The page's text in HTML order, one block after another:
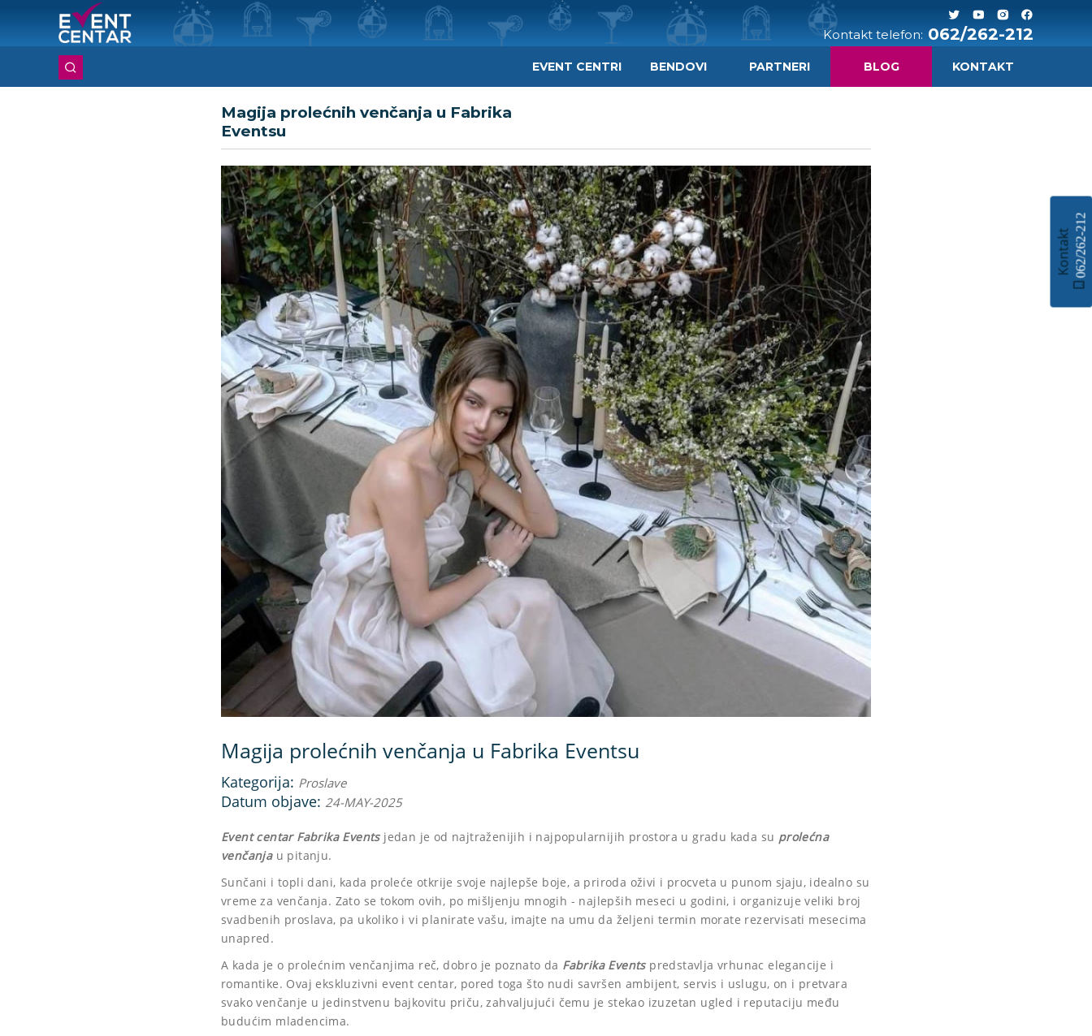
Kontakt telefon: 062/262-212
EVENT CENTRI BENDOVI PARTNERI BLOG KONTAKT
Magija prolećnih venčanja u Fabrika
Eventsu
Kontakt062/262-212
Magija prolećnih venčanja u Fabrika Eventsu
Kategorija: Proslave
Datum objave: 24-MAY-2025
Event centar Fabrika Eventsjedan je od najtraženijih i najpopularnijih prostora u gradu kada su prolećna
venčanjau pitanju.
Sunčani i topli dani, kada proleće otkrije svoje najlepše boje, a priroda oživi i procveta u punom sjaju, idealno su
vreme za venčanja. Zato se tokom ovih, po mišljenju mnogih - najlepših meseci u godini, i organizuje veliki broj
svadbenih proslava, pa ukoliko i vi planirate vašu, imajte na umu da željeni termin morate rezervisati mesecima
unapred.
A kada je o prolećnim venčanjima reč, dobro je poznato da Fabrika Eventspredstavlja vrhunac elegancije i
romantike. Ovaj ekskluzivni event centar, pored toga što nudi savršen ambijent, servis i uslugu, on i pretvara
svako venčanje u jedinstvenu bajkovitu priču, zahvaljujući čemu je stekao izuzetan ugled i reputaciju među
budućim mladencima.